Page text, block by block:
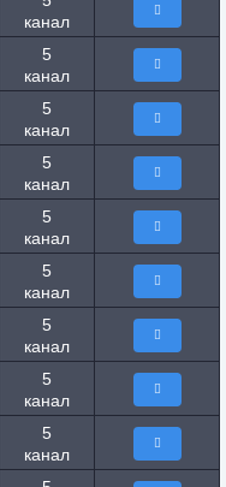
канал
5
канал
5
канал
5
канал
5
канал
5
канал
5
канал
5
канал
5
канал